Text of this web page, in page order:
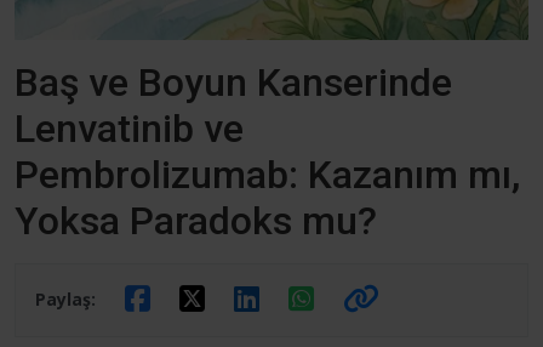
Baş ve Boyun Kanserinde
Lenvatinib ve
Pembrolizumab: Kazanım mı,
Yoksa Paradoks mu?
Paylaş: